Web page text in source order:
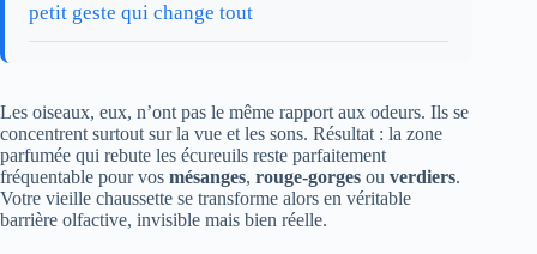
petit geste qui change tout
Les oiseaux, eux, n’ont pas le même rapport aux odeurs. Ils se
concentrent surtout sur la vue et les sons. Résultat : la zone
parfumée qui rebute les écureuils reste parfaitement
fréquentable pour vos mésanges, rouge-gorges ou verdiers.
Votre vieille chaussette se transforme alors en véritable
barrière olfactive, invisible mais bien réelle.